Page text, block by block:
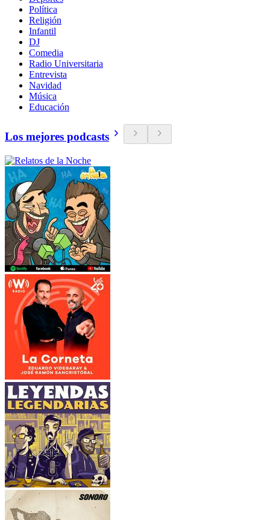
Política
Religión
Infantil
DJ
Comedia
Radio Universitaria
Entrevista
Navidad
Música
Educación
Los mejores podcasts